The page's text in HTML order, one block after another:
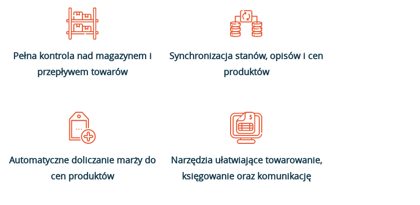
Pełna kontrola nad magazynem i
przepływem towarów
Synchronizacja stanów, opisów i cen
produktów
Automatyczne doliczanie marży do
cen produktów
Narzędzia ułatwiające towarowanie,
księgowanie oraz komunikację